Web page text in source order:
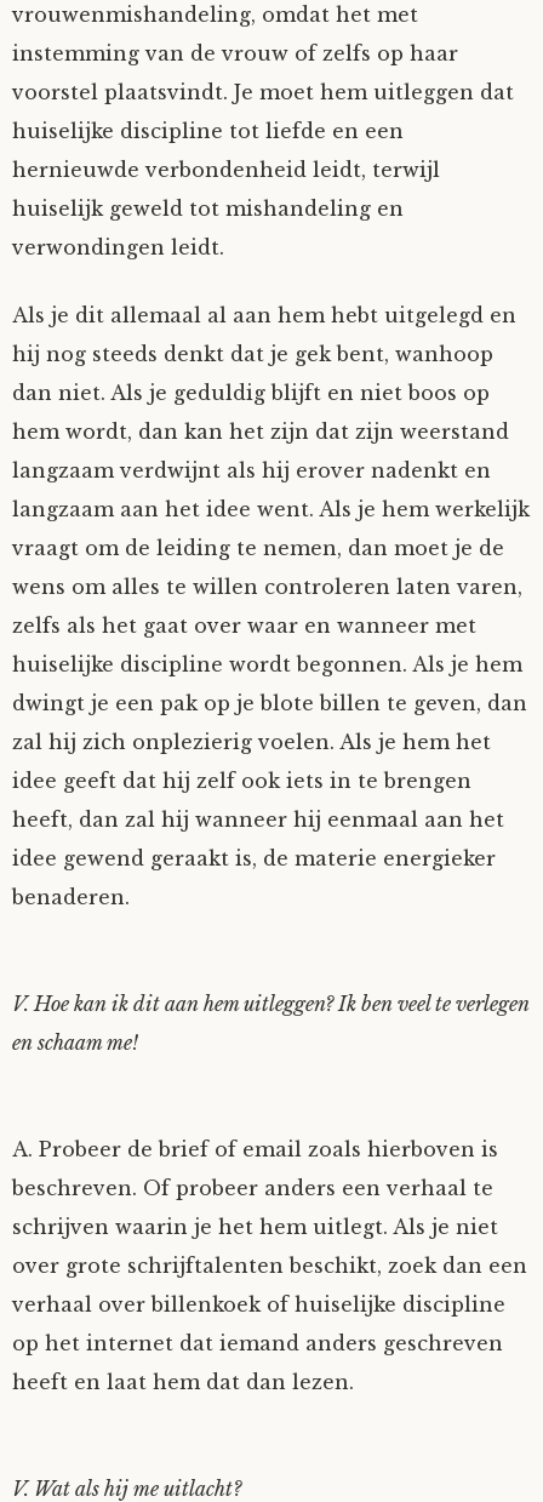
vrouwenmishandeling, omdat het met
instemming van de vrouw of zelfs op haar
voorstel plaatsvindt. Je moet hem uitleggen dat
huiselijke discipline tot liefde en een
hernieuwde verbondenheid leidt, terwijl
huiselijk geweld tot mishandeling en
verwondingen leidt.
Als je dit allemaal al aan hem hebt uitgelegd en
hij nog steeds denkt dat je gek bent, wanhoop
dan niet. Als je geduldig blijft en niet boos op
hem wordt, dan kan het zijn dat zijn weerstand
langzaam verdwijnt als hij erover nadenkt en
langzaam aan het idee went. Als je hem werkelijk
vraagt om de leiding te nemen, dan moet je de
wens om alles te willen controleren laten varen,
zelfs als het gaat over waar en wanneer met
huiselijke discipline wordt begonnen. Als je hem
dwingt je een pak op je blote billen te geven, dan
zal hij zich onplezierig voelen. Als je hem het
idee geeft dat hij zelf ook iets in te brengen
heeft, dan zal hij wanneer hij eenmaal aan het
idee gewend geraakt is, de materie energieker
benaderen.
V. Hoe kan ik dit aan hem uitleggen? Ik ben veel te verlegen
en schaam me!
A. Probeer de brief of email zoals hierboven is
beschreven. Of probeer anders een verhaal te
schrijven waarin je het hem uitlegt. Als je niet
over grote schrijftalenten beschikt, zoek dan een
verhaal over billenkoek of huiselijke discipline
op het internet dat iemand anders geschreven
heeft en laat hem dat dan lezen.
V. Wat als hij me uitlacht?